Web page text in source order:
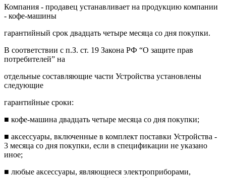
Компания - продавец устанавливает на продукцию компании
- кофе-машины
гарантийный срок двадцать четыре месяца со дня покупки.
В соответствии с п.З. ст. 19 Закона РФ “О защите прав
потребителей” на
отдельные составляющие части Устройства установлены
следующие
гарантийные сроки:
■ кофе-машина двадцать четыре месяца со дня покупки;
■ аксессуары, включенные в комплект поставки Устройства -
3 месяца со дня покупки, если в спецификации не указано
иное;
■ любые аксессуары, являющиеся электроприборами,